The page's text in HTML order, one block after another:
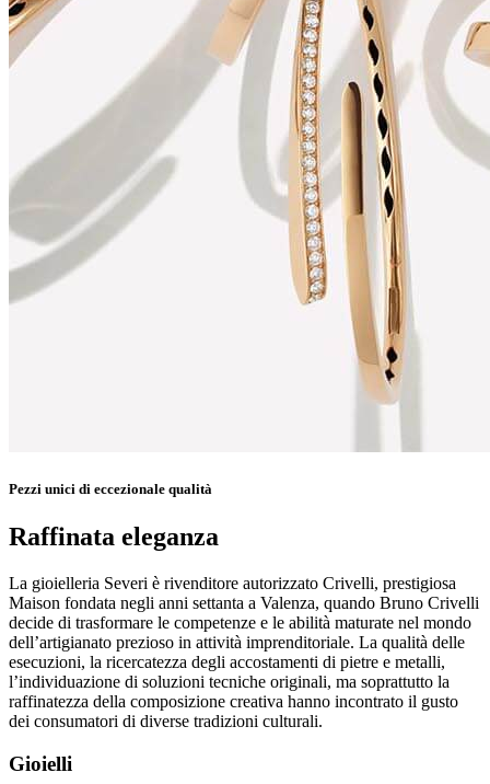
Pezzi unici di eccezionale qualità
Raffinata eleganza
La gioielleria Severi è rivenditore autorizzato Crivelli, prestigiosa
Maison fondata negli anni settanta a Valenza, quando Bruno Crivelli
decide di trasformare le competenze e le abilità maturate nel mondo
dell’artigianato prezioso in attività imprenditoriale. La qualità delle
esecuzioni, la ricercatezza degli accostamenti di pietre e metalli,
l’individuazione di soluzioni tecniche originali, ma soprattutto la
raffinatezza della composizione creativa hanno incontrato il gusto
dei consumatori di diverse tradizioni culturali.
Gioielli